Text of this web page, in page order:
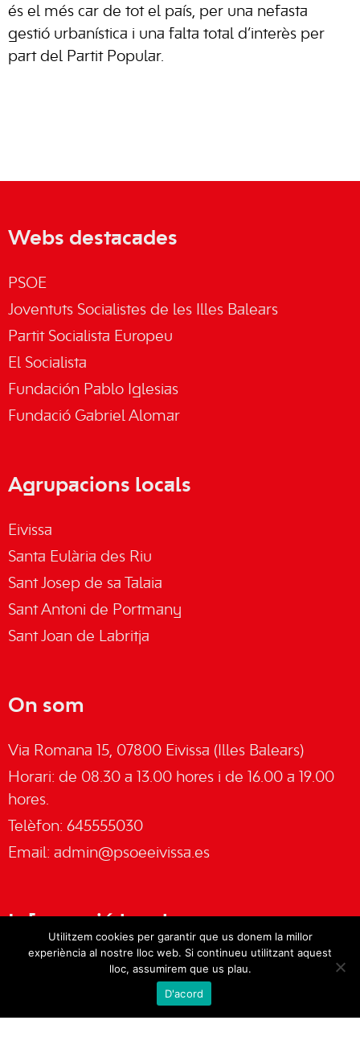
és el més car de tot el país, per una nefasta
gestió urbanística i una falta total d’interès per
part del Partit Popular.
Webs destacades
PSOE
Joventuts Socialistes de les Illes Balears
Partit Socialista Europeu
El Socialista
Fundación Pablo Iglesias
Fundació Gabriel Alomar
Agrupacions locals
Eivissa
Santa Eulària des Riu
Sant Josep de sa Talaia
Sant Antoni de Portmany
Sant Joan de Labritja
On som
Via Romana 15, 07800 Eivissa (Illes Balears)
Horari: de 08.30 a 13.00 hores i de 16.00 a 19.00
hores.
Telèfon: 645555030
Email: admin@psoeeivissa.es
Informació legal
Política de privacitat
Utilitzem cookies per garantir que us donem la millor
experiència al nostre lloc web. Si continueu utilitzant aquest
lloc, assumirem que us plau.
D'acord